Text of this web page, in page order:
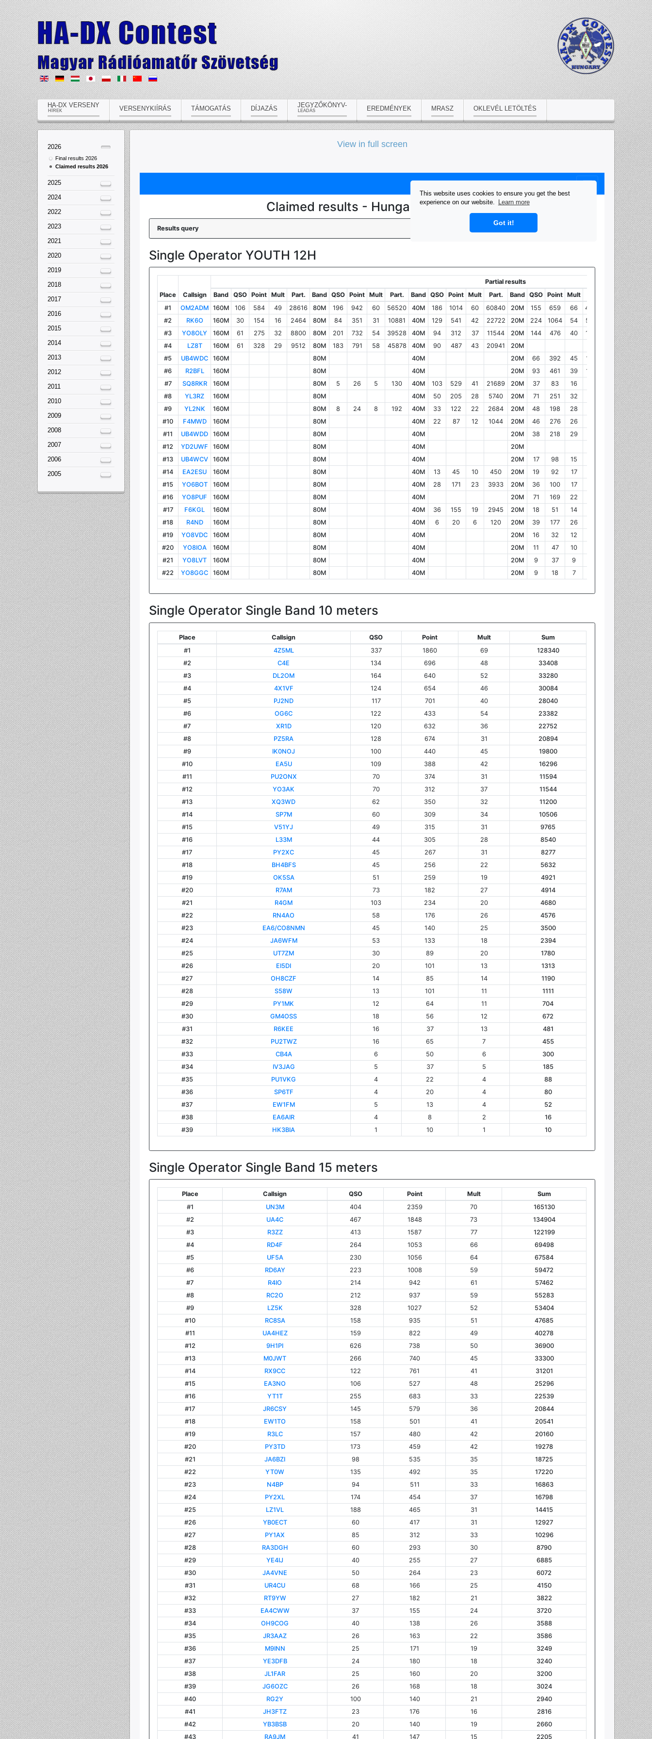
HA-DX VERSENY
HÍREK VERSENYKIÍRÁS TÁMOGATÁS DÍJAZÁS JEGYZŐKÖNYV-
LEADÁS EREDMÉNYEK MRASZ OKLEVÉL LETÖLTÉS
View in full screen
2026
Final results 2026
Claimed results 2026
2025
2024
2022
2023
2021
2020
2019
2018
2017
2016
2015
2014
2013
2012
2011
2010
2009
2008
2007
2006
2005